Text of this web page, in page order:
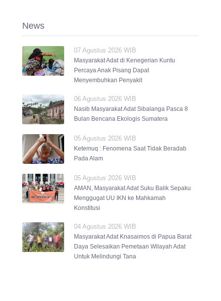
News
07 Agustus 2026 WIB
Masyarakat Adat di Kenegerian Kuntu
Percaya Anak Pisang Dapat
Menyembuhkan Penyakit
06 Agustus 2026 WIB
Nasib Masyarakat Adat Sibalanga Pasca 8
Bulan Bencana Ekologis Sumatera
05 Agustus 2026 WIB
Ketemuq : Fenomena Saat Tidak Beradab
Pada Alam
05 Agustus 2026 WIB
AMAN, Masyarakat Adat Suku Balik Sepaku
Menggugat UU IKN ke Mahkamah
Konstitusi
04 Agustus 2026 WIB
Masyarakat Adat Knasaimos di Papua Barat
Daya Selesaikan Pemetaan Wilayah Adat
Untuk Melindungi Tana